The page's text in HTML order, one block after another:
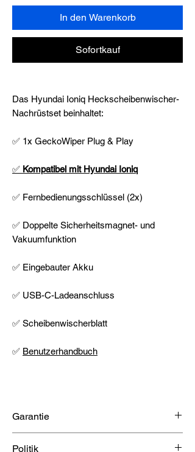
In den Warenkorb
Sofortkauf
Das Hyundai Ioniq Heckscheibenwischer-
Nachrüstset beinhaltet:
✅ 1x GeckoWiper Plug & Play
✅ Kompatibel mit Hyundai Ioniq
✅ Fernbedienungsschlüssel (2x)
✅ Doppelte Sicherheitsmagnet- und
Vakuumfunktion
✅ Eingebauter Akku
✅ USB-C-Ladeanschluss
✅ Scheibenwischerblatt
✅ Benutzerhandbuch
Garantie
Politik